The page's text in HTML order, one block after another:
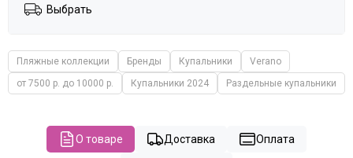
Выбрать
Пляжные коллекции Бренды Купальники
Verano
от 7500 р. до 10000 р.
Купальники 2024 Раздельные купальники
О товаре Доставка Оплата